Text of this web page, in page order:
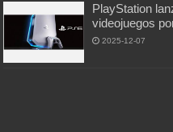
PlayStation
videojuegos
2025-12-07